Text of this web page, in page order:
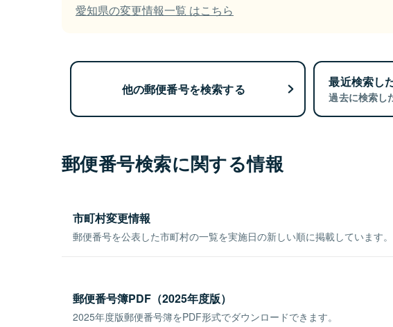
愛知県の変更情報一覧 はこちら
他の郵便番号を検索する 最近検索し
過去に検索し
郵便番号検索に関する情報
市町村変更情報
郵便番号を公表した市町村の一覧を実施日の新しい順に掲載しています。
郵便番号簿PDF（2025年度版）
2025年度版郵便番号簿をPDF形式でダウンロードできます。